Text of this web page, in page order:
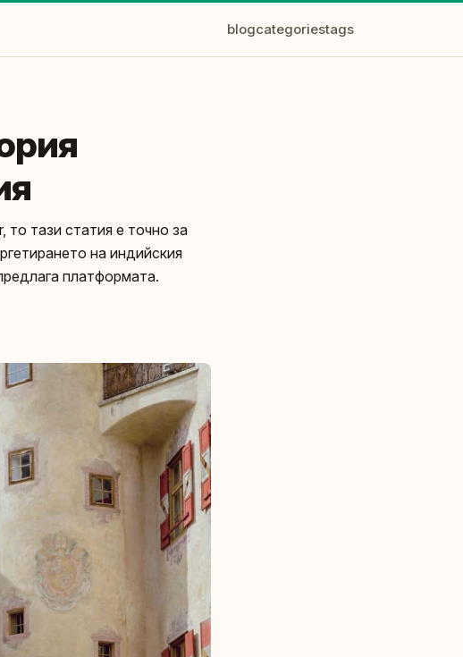
blogcategoriestags
тази статия е точно за
на индийския
платформата.